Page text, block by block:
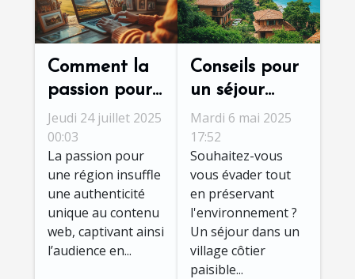
Comment la
passion pour
une région
transforme-t-
elle le
contenu web
?
Jeudi 24 juillet 2025
00:03
La passion pour
une région insuffle
une authenticité
unique au contenu
web, captivant ainsi
l’audience en...
Conseils pour
un séjour
écologique
dans un
village côtier
paisible
Mardi 6 mai 2025
17:52
Souhaitez-vous
vous évader tout
en préservant
l'environnement ?
Un séjour dans un
village côtier
paisible...